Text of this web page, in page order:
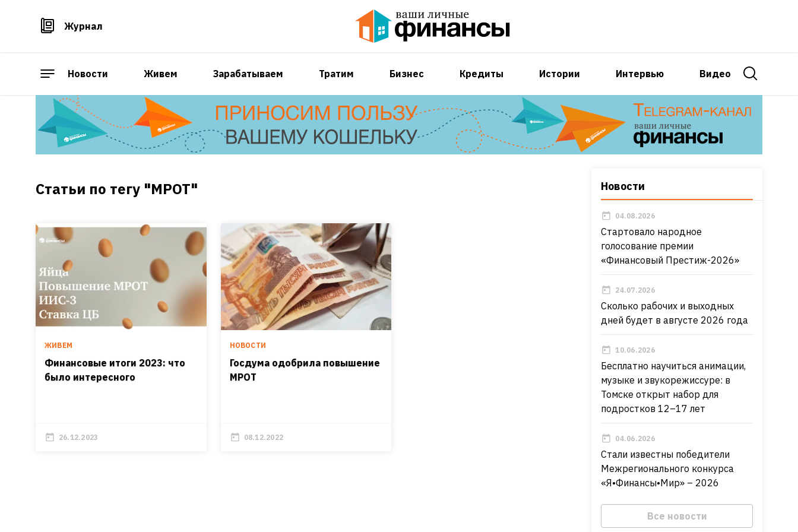
Журнал
Новости Живем Зарабатываем Тратим Бизнес Кредиты Истории Интервью Видео
Статьи по тегу "МРОТ"
ЖИВЕМ
Финансовые итоги 2023: что
было интересного
26.12.2023
НОВОСТИ
Госдума одобрила повышение
МРОТ
08.12.2022
Новости
04.08.2026
Стартовало народное
голосование премии
«Финансовый Престиж-2026»
24.07.2026
Сколько рабочих и выходных
дней будет в августе 2026 года
10.06.2026
Бесплатно научиться анимации,
музыке и звукорежиссуре: в
Томске открыт набор для
подростков 12–17 лет
04.06.2026
Стали известны победители
Межрегионального конкурса
«Я•Финансы•Мир» – 2026
Все новости